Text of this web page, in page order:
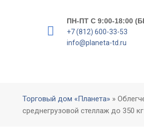
ПН-ПТ С 9:00-18:00
+7 (812) 600-33-53
info@planeta-td.ru
Торговый дом «Планета» »
среднегрузовой стеллаж до 350